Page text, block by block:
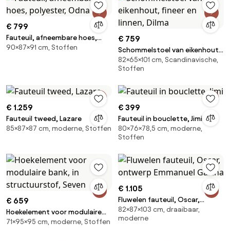
€ 799
Fauteuil, afneembare hoes,
polyester, Odna
90×87×91 cm, Stoffen
€ 759
Schommelstoel van eikenhout,
fineer en linnen, Dilma
82×65×101 cm, Scandinavische,
Stoffen
€ 1.259
Fauteuil tweed, Lazare
85×87×87 cm, moderne, Stoffen
€ 399
Fauteuil in bouclette, Jimi
80×76×78,5 cm, moderne,
Stoffen
€ 659
Hoekelement voor modulaire
bank, in structuurstof, Seven
71×95×95 cm, moderne, Stoffen
€ 1.105
Fluwelen fauteuil, Oscar,
ontwerp Emmanuel Gallina
82×87×103 cm, draaibaar,
moderne